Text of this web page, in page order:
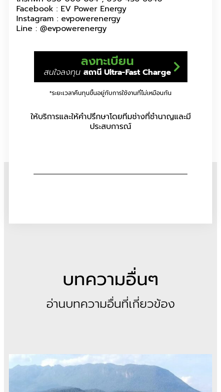
Facebook : EV Power Energy
Instagram : evpowerenergy
Line : @evpowerenergy
ลงทะเบียน
สนใจลงทุน สถานี Ultra-Fast Charge
*ระยะเวลาคืนทุนขึ้นอยู่กับการใช้งานที่ไม่เหมือนกัน
ให้บริการและให้คำปรึกษาโดยทีมช่างที่ชำนาญและมี
ประสบการณ์
บทความอื่นๆ
อ่านบทความอื่นที่เกี่ยวข้อง